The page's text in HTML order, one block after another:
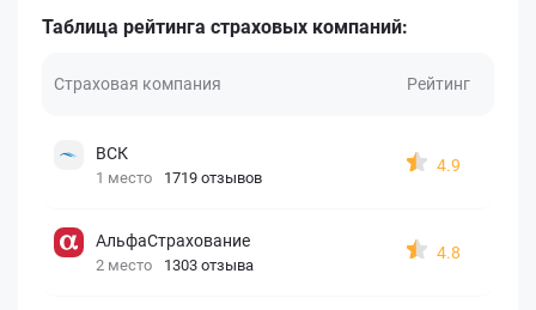
Таблица рейтинга страховых компаний:
Страховая компания Рейтинг
ВСК
1 место 1719 отзывов
4.9
АльфаСтрахование
2 место 1303 отзыва
4.8